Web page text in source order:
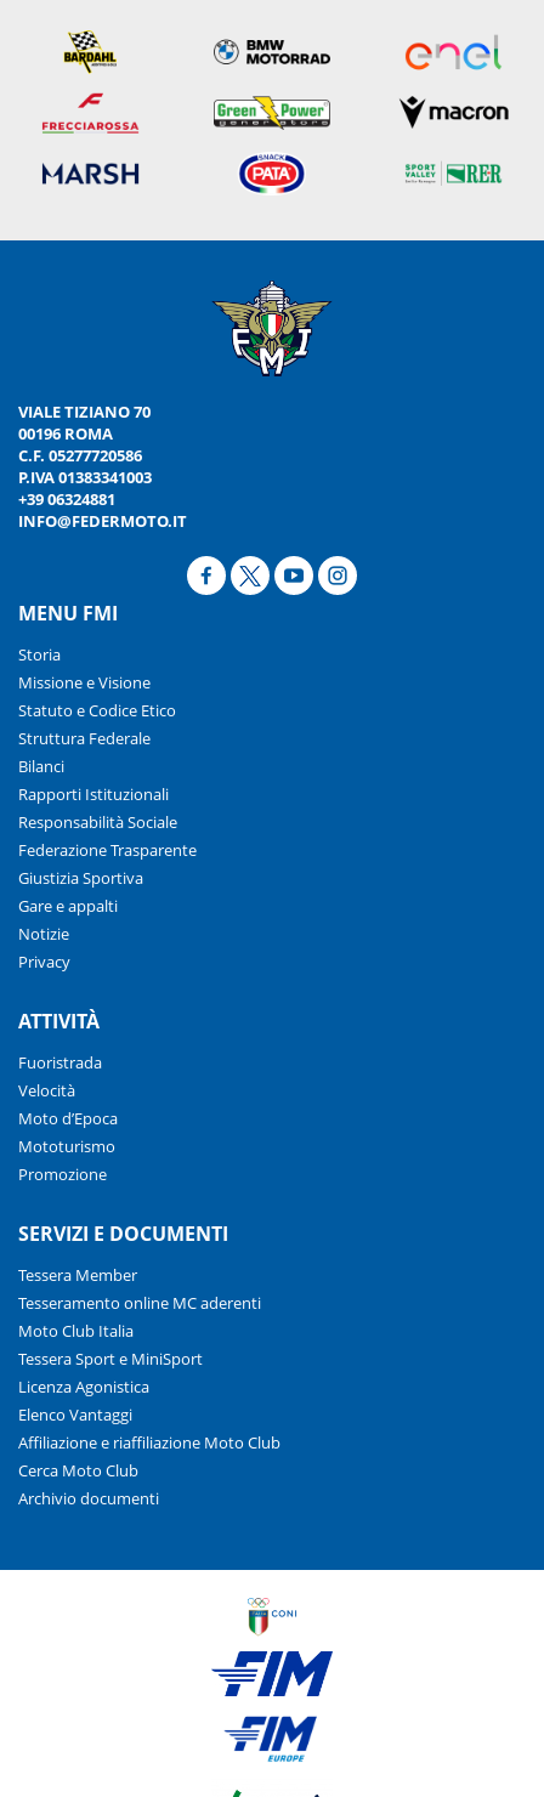
VIALE TIZIANO 70
00196 ROMA
C.F. 05277720586
P.IVA 01383341003
+39 06324881
INFO@FEDERMOTO.IT
MENU FMI
Storia
Missione e Visione
Statuto e Codice Etico
Struttura Federale
Bilanci
Rapporti Istituzionali
Responsabilità Sociale
Federazione Trasparente
Giustizia Sportiva
Gare e appalti
Notizie
Privacy
ATTIVITÀ
Fuoristrada
Velocità
Moto d’Epoca
Mototurismo
Promozione
SERVIZI E DOCUMENTI
Tessera Member
Tesseramento online MC aderenti
Moto Club Italia
Tessera Sport e MiniSport
Licenza Agonistica
Elenco Vantaggi
Affiliazione e riaffiliazione Moto Club
Cerca Moto Club
Archivio documenti